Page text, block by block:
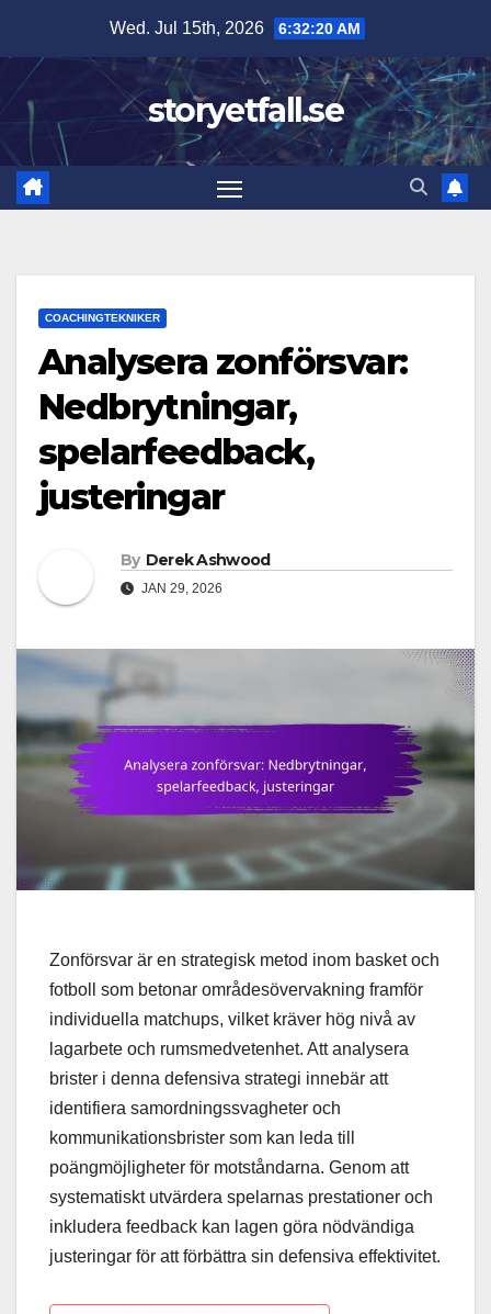
content
Wed. Jul 15th, 2026 6:32:21 AM
storyetfall.se
COACHINGTEKNIKER
Analysera zonförsvar:
Nedbrytningar,
spelarfeedback,
justeringar
By Derek Ashwood
JAN 29, 2026
Zonförsvar är en strategisk metod inom basket och
fotboll som betonar områdesövervakning framför
individuella matchups, vilket kräver hög nivå av
lagarbete och rumsmedvetenhet. Att analysera
brister i denna defensiva strategi innebär att
identifiera samordningssvagheter och
kommunikationsbrister som kan leda till
poängmöjligheter för motståndarna. Genom att
systematiskt utvärdera spelarnas prestationer och
inkludera feedback kan lagen göra nödvändiga
justeringar för att förbättra sin defensiva effektivitet.